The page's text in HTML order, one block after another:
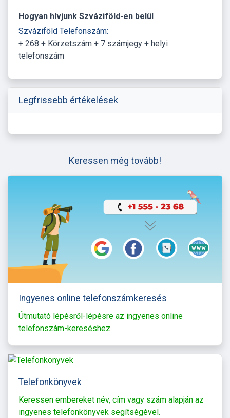
Hogyan hívjunk Szváziföld-en belül
Szváziföld Telefonszám:
+ 268 + Körzetszám + 7 számjegy + helyi
telefonszám
Legfrissebb értékelések
Keressen még tovább!
Ingyenes online telefonszámkeresés
Útmutató lépésről-lépésre az ingyenes online
telefonszám-kereséshez
Telefonkönyvek
Keressen embereket név, cím vagy szám alapján az
ingyenes telefonkönyvek segítségével.